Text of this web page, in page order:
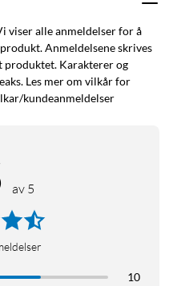
viser alle anmeldelser for å
Anmeldelsene skrives
produktet. Karakterer og
Les mer om vilkår for
kundeanmeldelser
av 5
10